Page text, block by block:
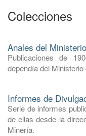
Colecciones
Anales del
Publicaciones de
dependía del
Informes de
Serie de informes
de ellas desde la
Minería.